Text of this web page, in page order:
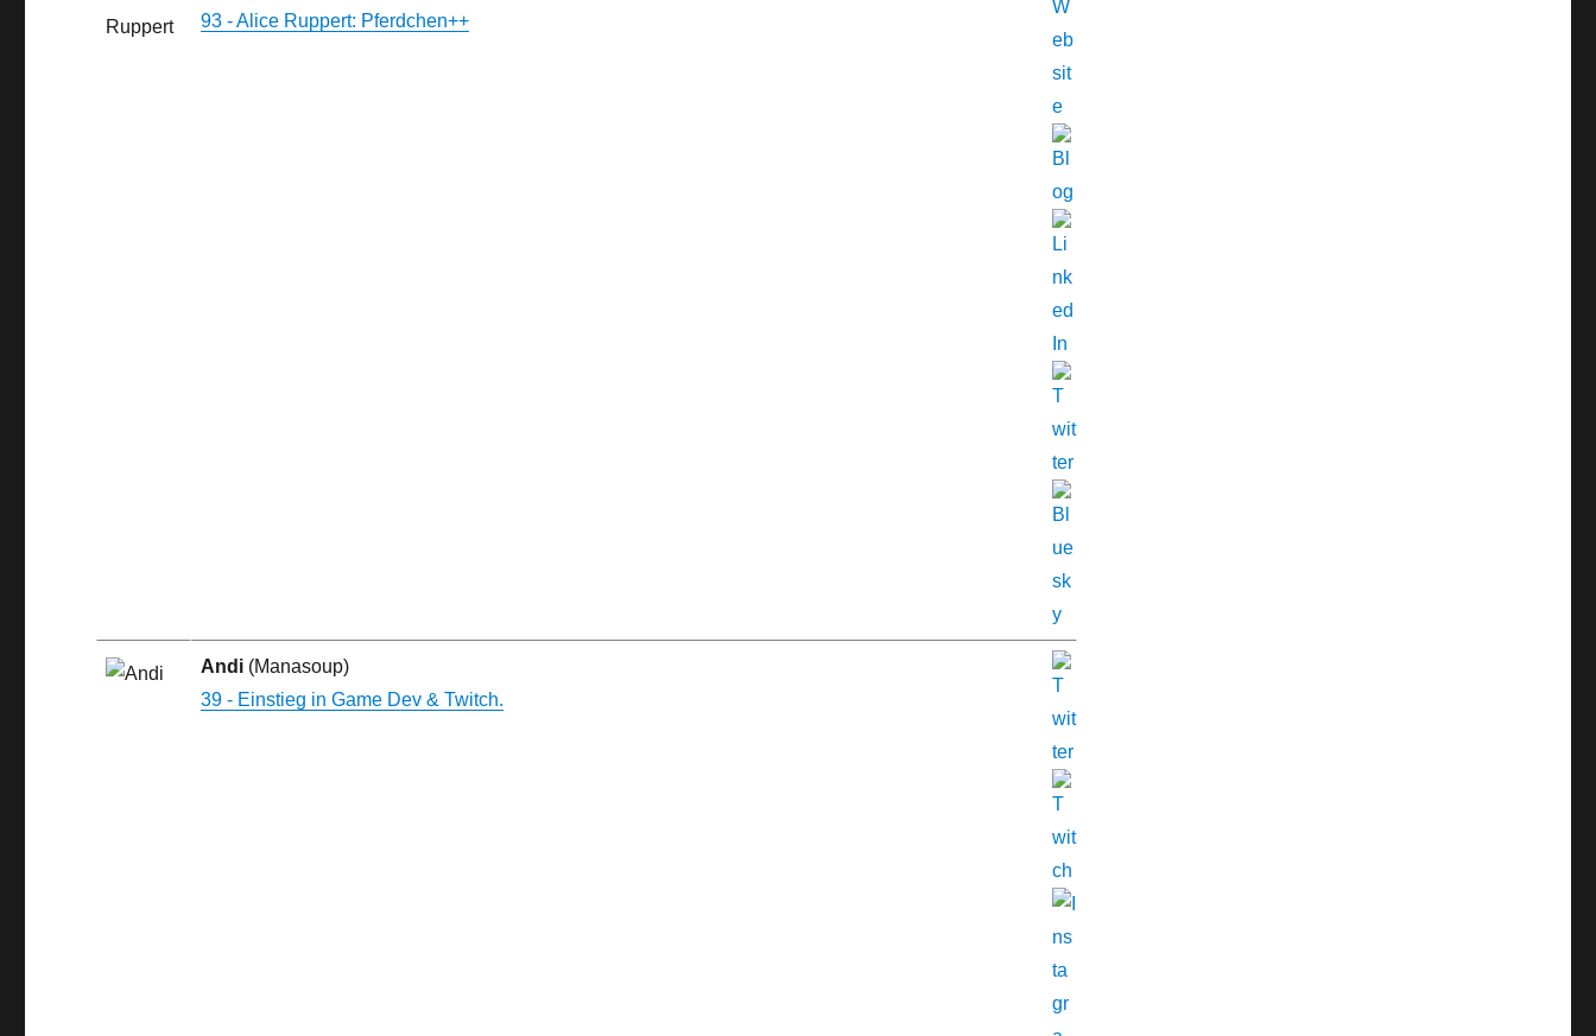
93 - Alice Ruppert: Pferdchen++
Andi (Manasoup)
39 - Einstieg in Game Dev & Twitch.